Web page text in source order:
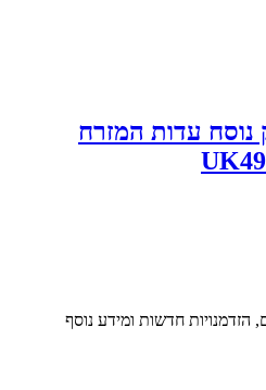
נוסח עדות המזרח
הזדמנויות חדשות ומידע נוסף